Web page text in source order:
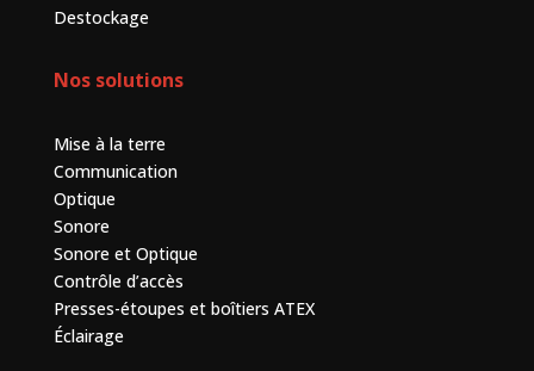
Destockage
Nos solutions
Mise à la terre
Communication
Optique
Sonore
Sonore et Optique
Contrôle d’accès
Presses-étoupes et boîtiers ATEX
Éclairage